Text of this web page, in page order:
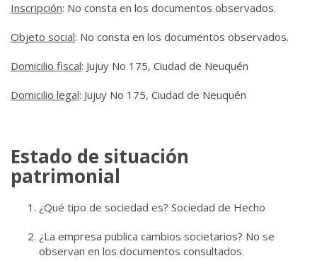
Inscripción: No consta en los documentos observados.
Objeto social: No consta en los documentos observados.
Domicilio fiscal: Jujuy No 175, Ciudad de Neuquén
Domicilio legal: Jujuy No 175, Ciudad de Neuquén
Estado de situación
patrimonial
¿Qué tipo de sociedad es? Sociedad de Hecho
¿La empresa publica cambios societarios? No se
observan en los documentos consultados.